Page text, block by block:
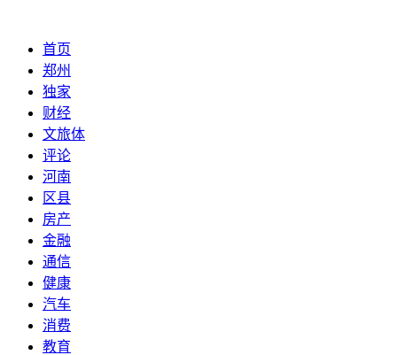
首页
郑州
独家
财经
文旅体
评论
河南
区县
房产
金融
通信
健康
汽车
消费
教育